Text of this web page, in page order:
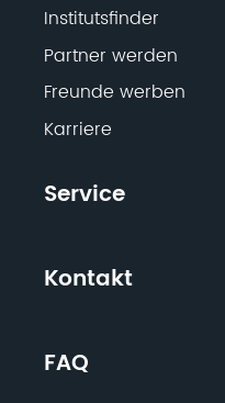
Institutsfinder
Partner werden
Freunde werben
Karriere
Service
Kontakt
FAQ